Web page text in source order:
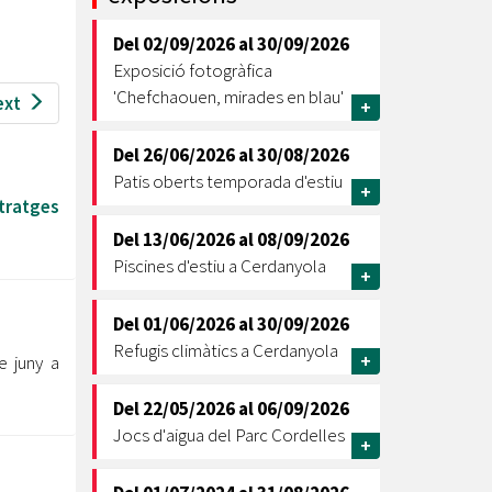
Ètica i Integritat
Retiment de Comptes
Accés a Informació Pública
Dades Obertes
Catàleg de Serveis i Tràmits
Equipaments
Mercats Municipals
Webs Municipals
juny a
Del02/09/2026al30/09/2026
Exposició fotogràfica
'Chefchaouen, mirades en blau'
+
Del26/06/2026al30/08/2026
Patis oberts temporada d'estiu
+
Del13/06/2026al08/09/2026
Piscines d'estiu a Cerdanyola
+
Del01/06/2026al30/09/2026
Refugis climàtics a Cerdanyola
+
Del22/05/2026al06/09/2026
Jocs d'aigua del Parc Cordelles
+